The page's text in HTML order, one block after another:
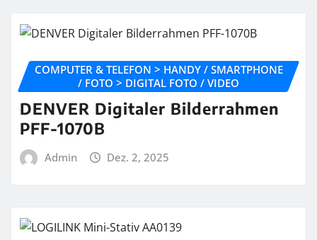
COMPUTER & TELEFON > HANDY / SMARTPHONE
/ FOTO > DIGITAL FOTO / VIDEO
DENVER Digitaler Bilderrahmen
PFF-1070B
Admin Dez. 2, 2025